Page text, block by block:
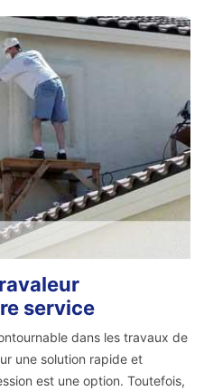
service
dans les travaux de
une solution rapide et
est une option. Toutefois,